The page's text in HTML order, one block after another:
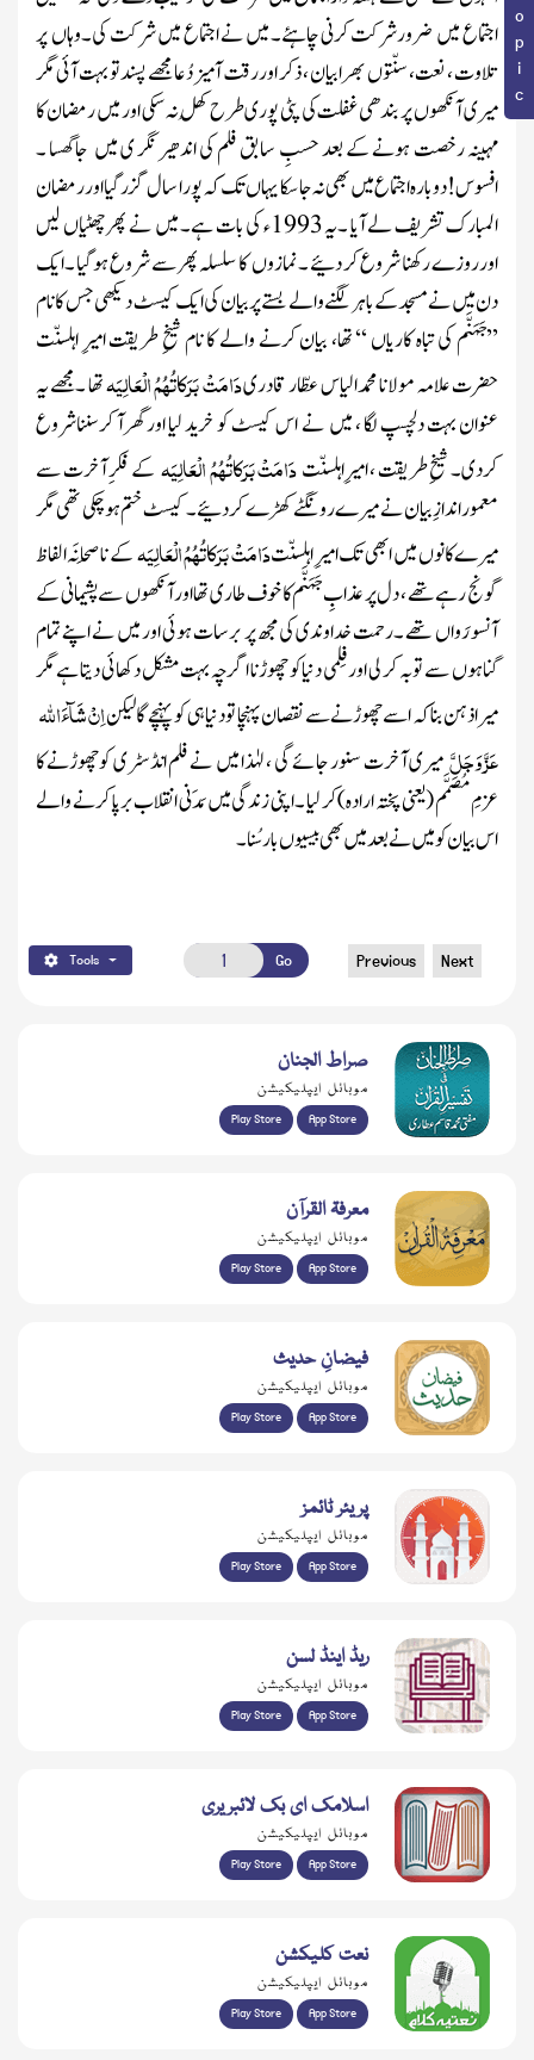
اجتماع میں ضرورشرکت کرنی چاہئے۔ میں نے اجتماع میں شرکت کی۔وہاں پر
تلاوت ، نعت ، سنّتوں بھرابیان ، ذکر اور رقت آمیز دُعا مجھے پسند تو بہت آئی مگر
میری آنکھوں پر بندھی غفلت کی پٹی پوری طرح کھُل نہ سکی اور میں رمضان کا
مہینہ رخصت ہونے کے بعد حسبِ سابق فلم کی اندھیر نگر ی میں جاگھسا ۔
افسوس!دوبارہ اجتماع میں بھی نہ جاسکا یہاں تک کہ پورا سال گزر گیااوررمضان
المبارک تشریف لے آیا ۔یہ1993ء کی بات ہے۔ میں نے پھر چھٹیاں لیں
اورروزے رکھنا شروع کر دئیے ۔نمازوں کا سلسلہ پھر سے شروع ہوگیا ۔ایک
دن میں نے مسجد کے باہر لگنے والے بستے پر بیان کی ایک کیسٹ دیکھی جس کا نام
’’جَہَنَّم کی تباہ کاریاں ‘‘ تھا، بیان کرنے والے کا نام شیخِ طریقت امیرِ اہلسنّت
حضرت علامہ مولانا محمدالیاس عطّار قادریدَامَتْ بَرَکاتُہُمُ الْعَالِیَہتھا ۔مجھے یہ
عنوان بہت دلچسپ لگا ، میں نے اس کیسٹ کو خرید لیا اور گھرآ کرسنناشروع
کردی۔ شیخِ طریقت ، امیرِاہلسنّتدَامَتْ بَرَکاتُہُمُ الْعَالِیَہکے فکرِ آخرت سے
معموراندازِبیان نے میرے رونگٹے کھڑے کردئیے۔ کیسٹ ختم ہوچکی تھی مگر
میرے کانوں میں ابھی تک امیرِ اہلسنّتدَامَتْ بَرَکاتُہُمُ الْعَالِیَہکے ناصِحانَہ الفاظ
گونج رہے تھے ، دل پر عذابِ جَہَنَّم کا خوف طاری تھا اورآنکھوں سے پشیمانی کے
آنسو رَواں تھے ۔رحمت خداوندی کی مجھ پر برسات ہوئی اور میں نے اپنے تمام
گناہوں سے توبہ کر لی اور فِلمی دنیا کو چھوڑنا اگرچہ بہت مشکل دکھائی دیتا ہے مگر
میرا ذہن بنا کہ اسے چھوڑنے سے نقصان پہنچا تو دنیا ہی کو پہنچے گا لیکناِنْ شَآءَاللہ
عَزَّ وَجَلَّمیری آخرت سنور جائے گی ، لہٰذا میں نے فلم انڈسٹری کوچھوڑنے کا
عزمِ مُصَمَّم(یعنی پختہ ارادہ)کر لیا ۔اپنی زندگی میں مَدَنی انقلاب برپا کرنے والے
اس بیان کو میں نے بعد میں بھی بیسیوں بار سُنا ۔
Tools Go Previous Next
صراط الجنان
موبائل ایپلیکیشن
Play Store App Store
معرفۃ القرآن
موبائل ایپلیکیشن
Play Store App Store
فیضانِ حدیث
موبائل ایپلیکیشن
Play Store App Store
پریئر ٹائمز
موبائل ایپلیکیشن
Play Store App Store
ریڈ اینڈ لسن
موبائل ایپلیکیشن
Play Store App Store
اسلامک ای بک لائبریری
موبائل ایپلیکیشن
Play Store App Store
نعت کلیکشن
موبائل ایپلیکیشن
Play Store App Store